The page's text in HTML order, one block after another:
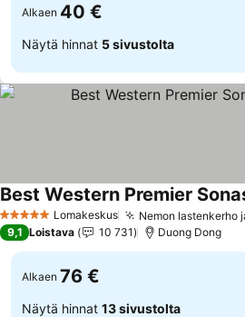
Alkaen 40 €
Näytä hinnat 5 sivustolta
5 TähtiluokitusLomakeskus Nemon lastenkerho
Best Western Premier
9,1 Loistava 10 731 Duong Dong
Alkaen 76 €
Näytä hinnat 13 sivustolta